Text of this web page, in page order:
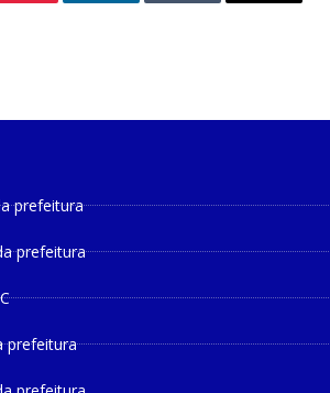
prefeitura
prefeitura
prefeitura